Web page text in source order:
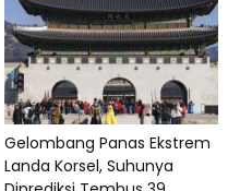
Gelombang Panas Ekstrem
Landa Korsel, Suhunya